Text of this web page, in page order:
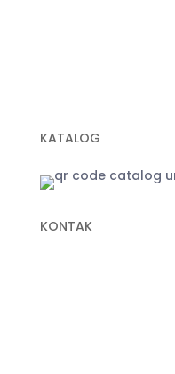
KATALOG
KONTAK